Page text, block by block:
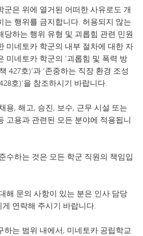
군은 위에 열거된 어떠한 사유로도 개
는 행위를 금지합니다. 허용되지 않는
당하는 행위 유형 및 괴롭힘 관련 민원
미네토카 학군의 내부 절차에 대한 자
미네토카 학군의 ‘괴롭힘 및 폭력 방
427호)’과 ‘존중하는 직장 환경 조성
호)’을 참조하시기 바랍니다.
용, 해고, 승진, 보수, 근무 시설 또는
고용과 관련된 모든 분야에 적용됩니
수하는 것은 모든 학군 직원의 책임입
해 문의 사항이 있는 분은 인사 담당
연락해 주시기 바랍니다.
하는 범위 내에서, 미네토카 공립학교